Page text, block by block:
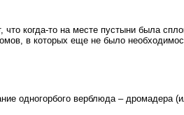
что когда-то на месте пустыни была
в которых еще не было
одногорбого верблюда –